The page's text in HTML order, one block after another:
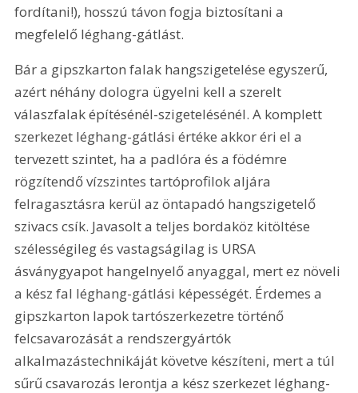
fordítani!), hosszú távon fogja biztosítani a
megfelelő léghang-gátlást.
Bár a gipszkarton falak hangszigetelése egyszerű,
azért néhány dologra ügyelni kell a szerelt
válaszfalak építésénél-szigetelésénél. A komplett
szerkezet léghang-gátlási értéke akkor éri el a
tervezett szintet, ha a padlóra és a födémre
rögzítendő vízszintes tartóprofilok aljára
felragasztásra kerül az öntapadó hangszigetelő
szivacs csík. Javasolt a teljes bordaköz kitöltése
szélességileg és vastagsá­gilag is URSA
ásványgyapot hangelnyelő anyaggal, mert ez növeli
a kész fal léghang-gátlási képességét. Érdemes a
gipszkarton lapok tartószerkezetre történő
felcsavarozását a rendszergyártók
alkalmazástechnikáját követve készíteni, mert a túl
sűrű csavarozás lerontja a kész szerkezet léghang-